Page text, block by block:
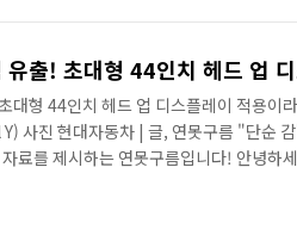
자이기 때문에 어쩌면 넥스트 시장이라고
대형 44인치 헤드 업 디스플레이 적용
사진 현대자동차 | 글, 연못구름 "단순
료를 제시하는 연못구름입니다! 안녕하
는 출시가 되었지만 올해 출시되는 전기